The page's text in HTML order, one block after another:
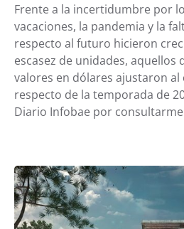
Frente a la incertidumbre por
vacaciones, la pandemia y la
respecto al futuro hicieron
escasez de unidades, aquellos
valores en dólares ajustaron al
respecto de la temporada de
Diario Infobae por